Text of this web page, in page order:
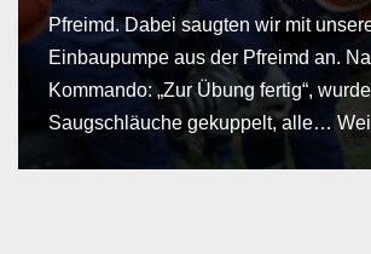
Pfreimd. Dabei saugten wir mit
Einbaupumpe aus der Pfreimd an.
Kommando: „Zur Übung fertig“,
Saugschläuche gekuppelt, alle…